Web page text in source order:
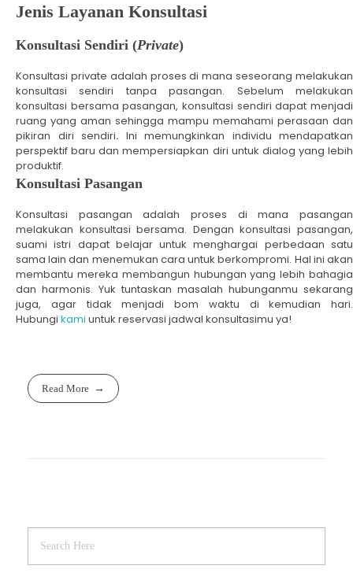
Jenis Layanan Konsultasi
Konsultasi Sendiri (Private)
Konsultasi private adalah proses di mana seseorang melakukan
konsultasi sendiri tanpa pasangan. Sebelum melakukan
konsultasi bersama pasangan, konsultasi sendiri dapat menjadi
ruang yang aman sehingga mampu memahami perasaan dan
pikiran diri sendiri. Ini memungkinkan individu mendapatkan
perspektif baru dan mempersiapkan diri untuk dialog yang lebih
produktif.
Konsultasi Pasangan
Konsultasi pasangan adalah proses di mana pasangan
melakukan konsultasi bersama. Dengan konsultasi pasangan,
suami istri dapat belajar untuk menghargai perbedaan satu
sama lain dan menemukan cara untuk berkompromi. Hal ini akan
membantu mereka membangun hubungan yang lebih bahagia
dan harmonis. Yuk tuntaskan masalah hubunganmu sekarang
juga, agar tidak menjadi bom waktu di kemudian hari.
Hubungi kami untuk reservasi jadwal konsultasimu ya!
Read More